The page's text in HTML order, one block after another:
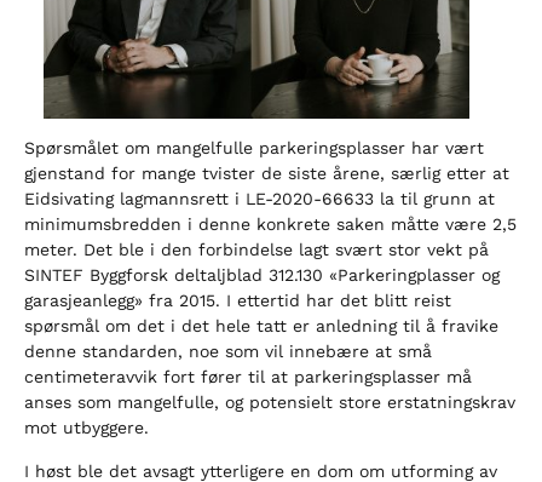
Spørsmålet om mangelfulle parkeringsplasser har vært
gjenstand for mange tvister de siste årene, særlig etter at
Eidsivating lagmannsrett i LE-2020-66633 la til grunn at
minimumsbredden i denne konkrete saken måtte være 2,5
meter. Det ble i den forbindelse lagt svært stor vekt på
SINTEF Byggforsk deltaljblad 312.130 «Parkeringplasser og
garasjeanlegg» fra 2015. I ettertid har det blitt reist
spørsmål om det i det hele tatt er anledning til å fravike
denne standarden, noe som vil innebære at små
centimeteravvik fort fører til at parkeringsplasser må
anses som mangelfulle, og potensielt store erstatningskrav
mot utbyggere.
I høst ble det avsagt ytterligere en dom om utforming av